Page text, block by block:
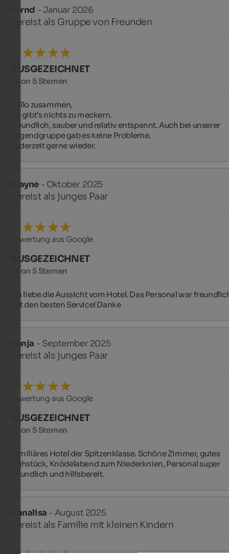
Bernd - Januar 2026
gereist als Gruppe von Freunden
AUSGEZEICHNET
5 von 5 Sternen
Hallo zusammen,
Da gibt’s nichts zu meckern.
Freundlich, sauber und relativ entspannt. Auch bei unserer
Jugendgruppe gab es keine Probleme.
Jederzeit gerne wieder.
Wayne - Oktober 2025
gereist als junges Paar
Bewertung aus Google
AUSGEZEICHNET
5 von 5 Sternen
Ich liebe die Aussicht vom Hotel. Das Personal war
bot den besten Service! Danke
Sonja - September 2025
gereist als junges Paar
Bewertung aus Google
AUSGEZEICHNET
5 von 5 Sternen
Familiäres Hotel der Spitzenklasse. Schöne Zimmer, gutes
Frühstück, Knödelabend zum Niederknien, Personal super
freundlich und hilfsbereit.
Annalisa - August 2025
gereist als Familie mit kleinen Kindern